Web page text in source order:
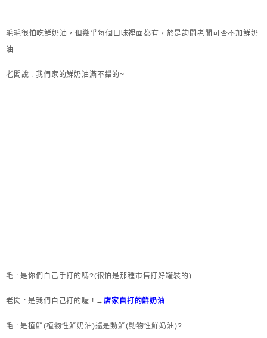
毛毛很怕吃鮮奶油，但幾乎每個口味裡面都有，於是詢問老闆可否不加鮮奶
油
老闆說 : 我們家的鮮奶油滿不錯的~
毛 : 是你們自己手打的嗎?(很怕是那種市售打好罐裝的)
老闆 : 是我們自己打的喔 ! →店家自打的鮮奶油
毛 : 是植鮮(植物性鮮奶油)還是動鮮(動物性鮮奶油)?